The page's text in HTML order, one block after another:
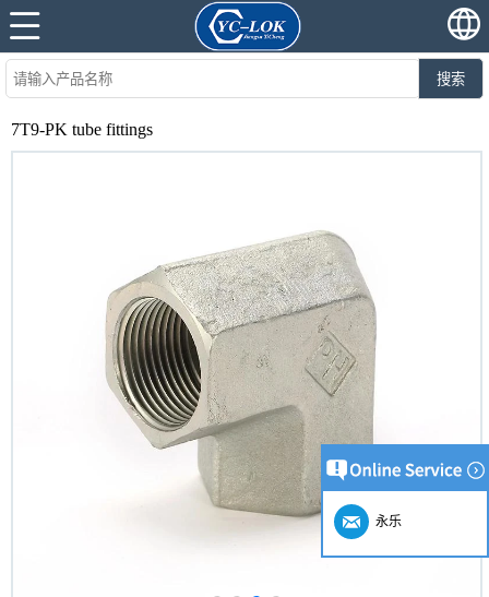
搜索
7T9-PK tube fittings
永乐